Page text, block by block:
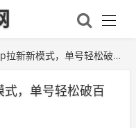
模式，单号轻松破百重磅更新
，单号轻松破百